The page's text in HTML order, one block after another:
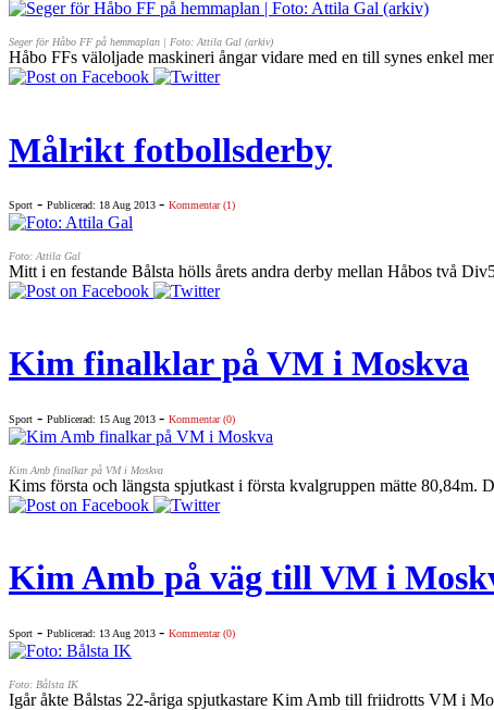
Seger för Håbo FF på hemmaplan | Foto: Attila Gal (arkiv)
Håbo FFs väloljade maskineri ångar vidare med en till synes enkel
Målrikt fotbollsderby
Sport - Publicerad: 18 Aug 2013 - Kommentar (1)
Foto: Attila Gal
Mitt i en festande Bålsta hölls årets andra derby mellan Håbos två
Kim finalklar på VM i Moskva
Sport - Publicerad: 15 Aug 2013 - Kommentar (0)
Kim Amb finalkar på VM i Moskva
Kims första och längsta spjutkast i första kvalgruppen mätte 80,84m.
Kim Amb på väg till VM i
Sport - Publicerad: 13 Aug 2013 - Kommentar (0)
Foto: Bålsta IK
Igår åkte Bålstas 22-åriga spjutkastare Kim Amb till friidrotts VM i